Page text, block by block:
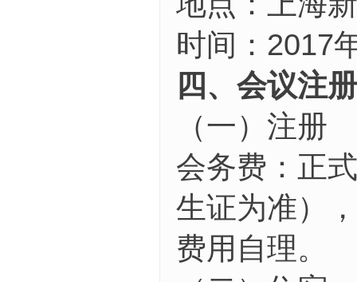
时间：2017
四、会议注
（一）注册
会务费：正
生证为准）
费用自理。